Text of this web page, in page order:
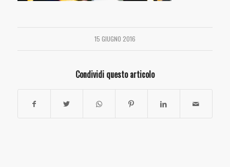
15 GIUGNO 2016
Condividi questo articolo